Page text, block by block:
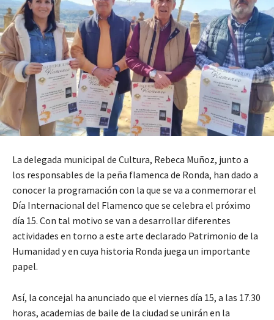
La delegada municipal de Cultura, Rebeca Muñoz, junto a
los responsables de la peña flamenca de Ronda, han dado a
conocer la programación con la que se va a conmemorar el
Día Internacional del Flamenco que se celebra el próximo
día 15. Con tal motivo se van a desarrollar diferentes
actividades en torno a este arte declarado Patrimonio de la
Humanidad y en cuya historia Ronda juega un importante
papel.
Así, la concejal ha anunciado que el viernes día 15, a las 17.30
horas, academias de baile de la ciudad se unirán en la